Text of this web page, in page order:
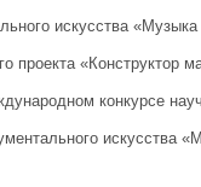
искусства
«Конструктор
конкурсе
искусства